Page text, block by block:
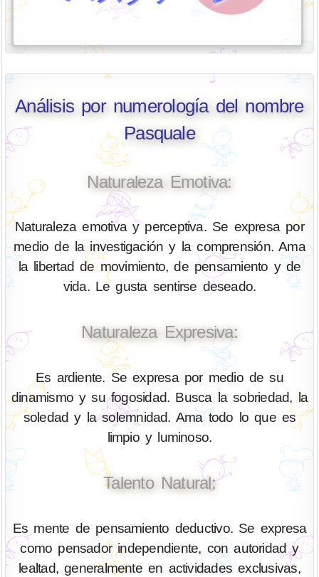
Análisis por numerología del nombre
Pasquale
Naturaleza Emotiva:
Naturaleza emotiva y perceptiva. Se expresa por
medio de la investigación y la comprensión. Ama
la libertad de movimiento, de pensamiento y de
vida. Le gusta sentirse deseado.
Naturaleza Expresiva:
Es ardiente. Se expresa por medio de su
dinamismo y su fogosidad. Busca la sobriedad, la
soledad y la solemnidad. Ama todo lo que es
limpio y luminoso.
Talento Natural:
Es mente de pensamiento deductivo. Se expresa
como pensador independiente, con autoridad y
lealtad, generalmente en actividades exclusivas,